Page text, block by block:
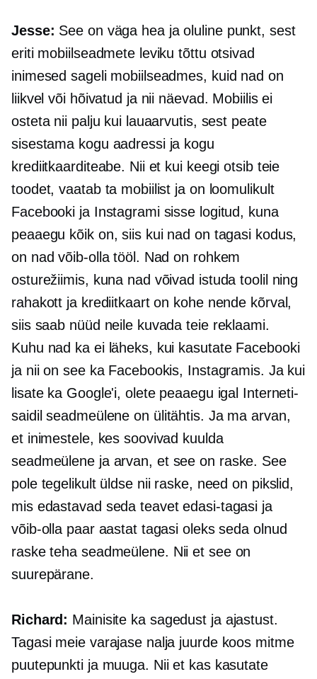
Jesse: See on väga hea ja oluline punkt, sest
eriti mobiilseadmete leviku tõttu otsivad
inimesed sageli mobiilseadmes, kuid nad on
liikvel või hõivatud ja nii näevad. Mobiilis ei
osteta nii palju kui lauaarvutis, sest peate
sisestama kogu aadressi ja kogu
krediitkaarditeabe. Nii et kui keegi otsib teie
toodet, vaatab ta mobiilist ja on loomulikult
Facebooki ja Instagrami sisse logitud, kuna
peaaegu kõik on, siis kui nad on tagasi kodus,
on nad võib-olla tööl. Nad on rohkem
osturežiimis, kuna nad võivad istuda toolil ning
rahakott ja krediitkaart on kohe nende kõrval,
siis saab nüüd neile kuvada teie reklaami.
Kuhu nad ka ei läheks, kui kasutate Facebooki
ja nii on see ka Facebookis, Instagramis. Ja kui
lisate ka Google'i, olete peaaegu igal Interneti-
saidilseadmeülene on ülitähtis. Ja ma arvan,
et inimestele, kes soovivad kuulda
seadmeüleneja arvan, et see on raske. See
pole tegelikult üldse nii raske, need on pikslid,
mis edastavad seda teavet edasi-tagasi ja
võib-olla paar aastat tagasi oleks seda olnud
raske teha seadmeülene. Nii et see on
suurepärane.
Richard: Mainisite ka sagedust ja ajastust.
Tagasi meie varajase nalja juurde koos mitme
puutepunkti ja muuga. Nii et kas kasutate